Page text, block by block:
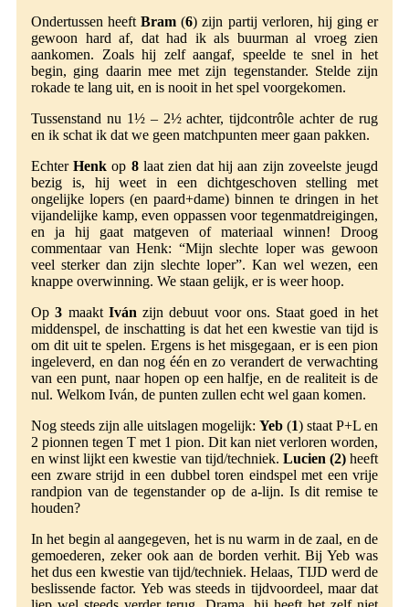
Ondertussen heeftBram(6) zijn partij verloren, hij ging er
gewoon hard af, dat had ik als buurman al vroeg zien
aankomen. Zoals hij zelf aangaf, speelde te snel in het
begin, ging daarin mee met zijn tegenstander. Stelde zijn
rokade te lang uit, en is nooit in het spel voorgekomen.
Tussenstand nu 1½ – 2½ achter, tijdcontrôle achter de rug
en ik schat ik dat we geen matchpunten meer gaan pakken.
EchterHenk op 8laat zien dat hij aan zijn zoveelste jeugd
bezig is, hij weet in een dichtgeschoven stelling met
ongelijke lopers (en paard+dame) binnen te dringen in het
vijandelijke kamp, even oppassen voor tegenmatdreigingen,
en ja hij gaat matgeven of materiaal winnen! Droog
commentaar van Henk: “Mijn slechte loper was gewoon
veel sterker dan zijn slechte loper”. Kan wel wezen, een
knappe overwinning. We staan gelijk, er is weer hoop.
Op3 maakt Ivánzijn debuut voor ons. Staat goed in het
middenspel, de inschatting is dat het een kwestie van tijd is
om dit uit te spelen. Ergens is het misgegaan, er is een pion
ingeleverd, en dan nog één en zo verandert de verwachting
van een punt, naar hopen op een halfje, en de realiteit is de
nul. Welkom Iván, de punten zullen echt wel gaan komen.
Nog steeds zijn alle uitslagen mogelijk: Yeb (1) staat P+L en
2 pionnen tegen T met 1 pion. Dit kan niet verloren worden,
en winst lijkt een kwestie van tijd/techniek. Lucien (2)heeft
een zware strijd in een dubbel toren eindspel met een vrije
randpion van de tegenstander op de a-lijn. Is dit remise te
houden?
In het begin al aangegeven, het is nu warm in de zaal, en de
gemoederen, zeker ook aan de borden verhit. Bij Yeb was
het dus een kwestie van tijd/techniek. Helaas, TIJD werd de
beslissende factor. Yeb was steeds in tijdvoordeel, maar dat